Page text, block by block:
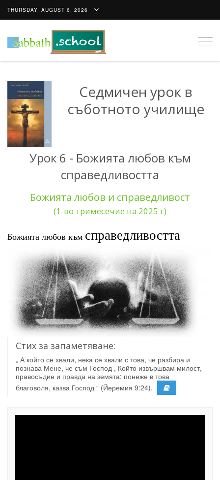
THURSDAY, AUGUST 6, 2026
Седмичен урок в
съботното училище
Урок 6 - Божията любов към
справедливостта
Божията любов и справедливост
(1-во тримесечие на 2025 г)
Божията любов към справедливостта
Стих за запаметяване:
„ А който се хвали, нека се хвали с това, че разбира и
познава Мене, че съм Господ , Който извършвам милост,
правосъдие и правда на земята; понеже в това
благоволя, казва Господ “ (Йеремия 9:24).